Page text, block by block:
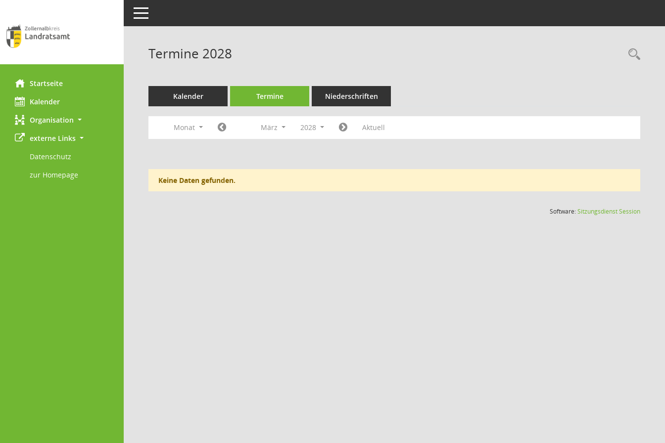
Startseite
Kalender
Organisation
externe Links
Datenschutz
zur Homepage
Toggle navigation
Termine 2028
Kalender Termine Niederschriften
Monat März 2028 Aktuell
Keine Daten gefunden.
Software:SitzungsdienstSession(Wird in